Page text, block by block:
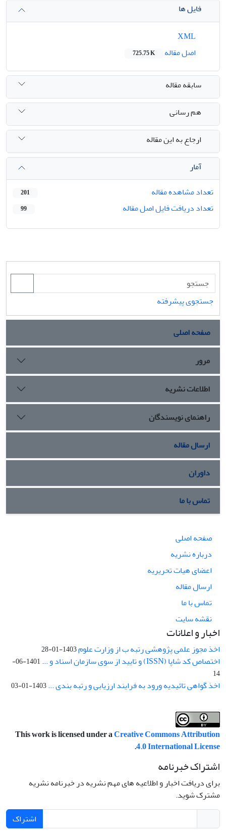
فایل ها
اصل مقاله
725.75 K
سابقه مقاله
هم رسانی
ارجاع به این مقاله
آمار
تعداد مشاهده مقاله
201
تعداد دریافت فایل اصل مقاله 99
جستجوی پیشرفته
صفحه اصلی
مرور
اطلاعات نشریه
راهنمای نویسندگان
ارسال مقاله
داوران
تماس با ما
صفحه اصلی
درباره نشریه
اعضای هیات تحریریه
ارسال مقاله
تماس با ما
نقشه سایت
اخبار و اعلانات
اخذ مجوز علمی پژوهشی رتبه ب از وزارت علوم1403-01-28
اختصاص کد شاپا (ISSN) و تایید از سوی سازمان اسناد و ...
1401-06-
14
اخذ گواهی تائیدیه ورود به فرایند ارزیابی و رتبه بندی ...1403-01-03
This work is licensed under aCreative Commons Attribution
4.0 International License
.
اشتراک خبرنامه
برای دریافت اخبار و اطلاعیه های مهم نشریه در خبرنامه نشریه
مشترک شوید.
اشتراک